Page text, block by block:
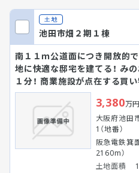
土地
池田市畑２期１棟
南１１ｍ公道面につき開放的
地に快適な邸宅を建てる！ み
１分！ 商業施設が点在する買
3,380万円
大阪府池田
1（地番）
阪急電鉄箕
2160m）
土地面積